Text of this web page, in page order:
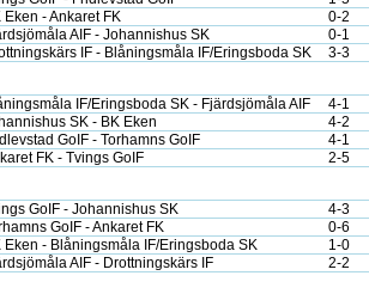
Eken - Ankaret FK
0-2
AIF - Johannishus SK
0-1
IF - Blåningsmåla IF/Eringsboda SK 3-3
IF/Eringsboda SK - Fjärdsjömåla AIF
4-1
SK - BK Eken
4-2
GoIF - Torhamns GoIF
4-1
FK - Tvings GoIF 2-5
GoIF - Johannishus SK
4-3
GoIF - Ankaret FK
0-6
Eken - Blåningsmåla IF/Eringsboda SK
1-0
AIF - Drottningskärs IF 2-2